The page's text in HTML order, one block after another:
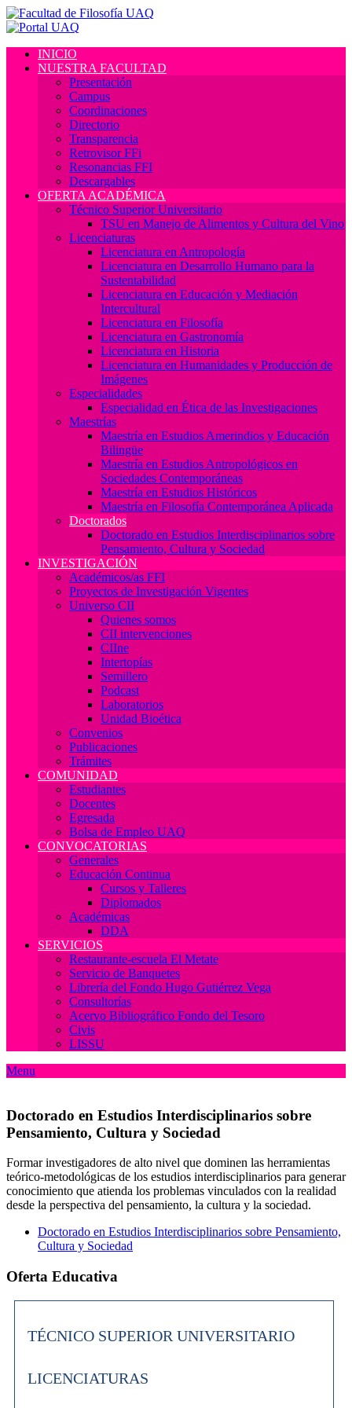
INICIO
NUESTRA FACULTAD
Presentación
Campus
Coordinaciones
Directorio
Transparencia
Retrovisor FFi
Resonancias FFI
Descargables
OFERTA ACADÉMICA
Técnico Superior Universitario
TSU en Manejo de Alimentos y Cultura del Vino
Licenciaturas
Licenciatura en Antropología
Licenciatura en Desarrollo Humano para la
Sustentabilidad
Licenciatura en Educación y Mediación
Intercultural
Licenciatura en Filosofía
Licenciatura en Gastronomía
Licenciatura en Historia
Licenciatura en Humanidades y Producción de
Imágenes
Especialidades
Especialidad en Ética de las Investigaciones
Maestrías
Maestría en Estudios Amerindios y Educación
Bilingüe
Maestría en Estudios Antropológicos en
Sociedades Contemporáneas
Maestría en Estudios Históricos
Maestría en Filosofía Contemporánea Aplicada
Doctorados
Doctorado en Estudios Interdisciplinarios sobre
Pensamiento, Cultura y Sociedad
INVESTIGACIÓN
Académicos/as FFI
Proyectos de Investigación Vigentes
Universo CII
Quienes somos
CII intervenciones
CIIne
Intertopías
Semillero
Podcast
Laboratorios
Unidad Bioética
Convenios
Publicaciones
Trámites
COMUNIDAD
Estudiantes
Docentes
Egresada
Bolsa de Empleo UAQ
CONVOCATORIAS
Generales
Educación Continua
Cursos y Talleres
Diplomados
Académicas
DDA
SERVICIOS
Restaurante-escuela El Metate
Servicio de Banquetes
Librería del Fondo Hugo Gutiérrez Vega
Consultorías
Acervo Bibliográfico Fondo del Tesoro
Civis
LISSU
Menu
Doctorado en Estudios Interdisciplinarios sobre
Pensamiento, Cultura y Sociedad
Formar investigadores de alto nivel que dominen las herramientas
teórico-metodológicas de los estudios interdisciplinarios para generar
conocimiento que atienda los problemas vinculados con la realidad
desde la perspectiva del pensamiento, la cultura y la sociedad.
Doctorado en Estudios Interdisciplinarios sobre Pensamiento,
Cultura y Sociedad
Oferta Educativa
TÉCNICO SUPERIOR UNIVERSITARIO
LICENCIATURAS